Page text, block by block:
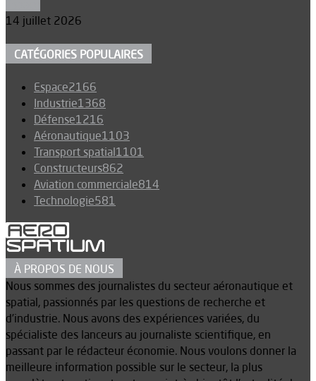
14 juillet 2026
CATÉGORIES POPULAIRES
Espace2166
Industrie1368
Défense1216
Aéronautique1103
Transport spatial1101
Constructeurs862
Aviation commerciale814
Technologie581
À PROPOS DE NOUS
Nous sommes des journalistes du secteur aéronautique et
spatial, passionnés par les questions de recherche et
d’industrie. Nous avons des expériences variées, du
spécialiste des lanceurs au journaliste scientifique, en
passant par le rédacteur économie. Nous voulons donner la
meilleure information possible sur le secteur, la plus